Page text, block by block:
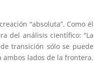
“absoluta”. Como él
del análisis científico: “La
transición sólo se puede
lados de la frontera.